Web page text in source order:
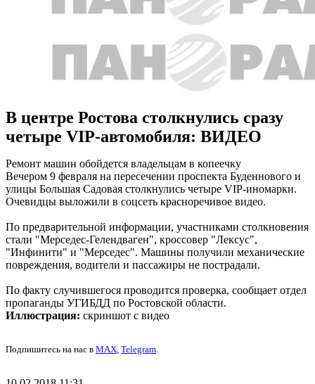
В центре Ростова столкнулись сразу
четыре VIP-автомобиля: ВИДЕО
Ремонт машин обойдется владельцам в копеечку
Вечером 9 февраля на пересечении проспекта Буденнового и
улицы Большая Садовая столкнулись четыре VIP-иномарки.
Очевидцы выложили в соцсеть красноречивое видео.
По предварительной информации, участниками столкновения
стали "Мерседес-Гелендваген", кроссовер "Лексус",
"Инфинити" и "Мерседес". Машины получили механические
повреждения, водители и пассажиры не пострадали.
По факту случившегося проводится проверка, сообщает отдел
пропаганды УГИБДД по Ростовской области.
Иллюстрация: скриншот с видео
Подпишитесь на нас в MAX, Telegram.